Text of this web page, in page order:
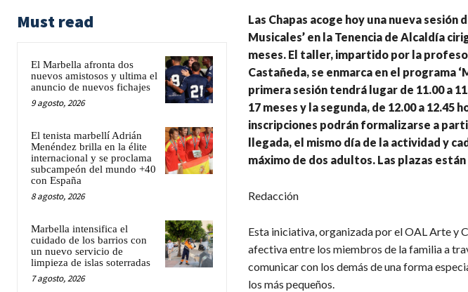
Must read
El Marbella afronta dos
nuevos amistosos y ultima el
anuncio de nuevos fichajes
9 agosto, 2026
El tenista marbellí Adrián
Menéndez brilla en la élite
internacional y se proclama
subcampeón del mundo +40
con España
8 agosto, 2026
Marbella intensifica el
cuidado de los barrios con
un nuevo servicio de
limpieza de islas soterradas
7 agosto, 2026
Las Chapas acoge hoy una nueva sesión
Musicales’ en la Tenencia de Alcaldía
meses. El taller, impartido por la
Castañeda, se enmarca en el programa
primera sesión tendrá lugar de 11.00 a
17 meses y la segunda, de 12.00 a 12.45
inscripciones podrán formalizarse a
llegada, el mismo día de la actividad y
máximo de dos adultos. Las plazas
Redacción
Esta iniciativa, organizada por el OAL Arte y
afectiva entre los miembros de la familia a
comunicar con los demás de una forma
los más pequeños.